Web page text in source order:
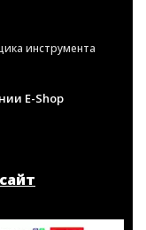
инструмента
E-Shop